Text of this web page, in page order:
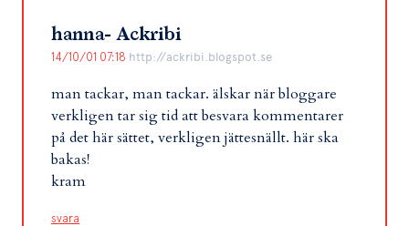
hanna- Ackribi
14/10/01 07:18 http://ackribi.blogspot.se
man tackar, man tackar. älskar när bloggare
verkligen tar sig tid att besvara kommentarer
på det här sättet, verkligen jättesnällt. här ska
bakas!
kram
svara